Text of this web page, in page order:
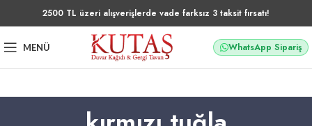
2500 TL üzeri alışverişlerde vade farksız 3 taksit fırsatı!
MENÜ WhatsApp Sipariş